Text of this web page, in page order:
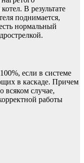
В результате
поднимается,
нормальный
если в системе
в каскаде. Причем
всяком случае,
работы